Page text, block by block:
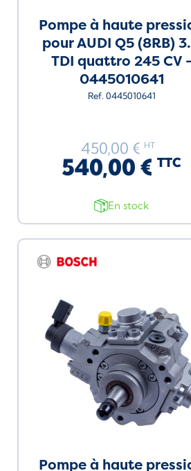
Pompe à haute
pour AUDI Q5 (8RB)
TDI quattro 245 CV -
0445010641
Ref. 0445010641
450,00 € HT
540,00 € TTC
En stock
Pompe à haute